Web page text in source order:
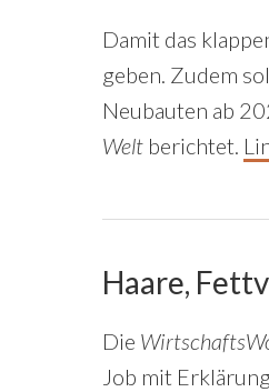
Damit das
geben. Zudem
Neubauten ab
Welt berichtet.
Haare,
Die
Job mit